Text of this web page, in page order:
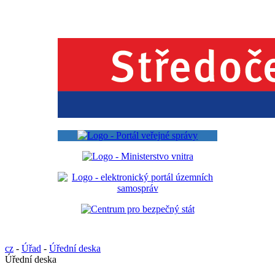
cz - Úřad - Úřední deska
Úřední deska